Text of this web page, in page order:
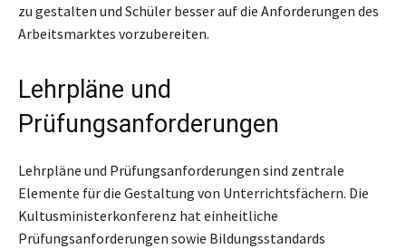
zu gestalten und Schüler besser auf die Anforderungen des
Arbeitsmarktes vorzubereiten.
Lehrpläne und
Prüfungsanforderungen
Lehrpläne und Prüfungsanforderungen sind zentrale
Elemente für die Gestaltung von Unterrichtsfächern. Die
Kultusministerkonferenz hat einheitliche
Prüfungsanforderungen sowie Bildungsstandards